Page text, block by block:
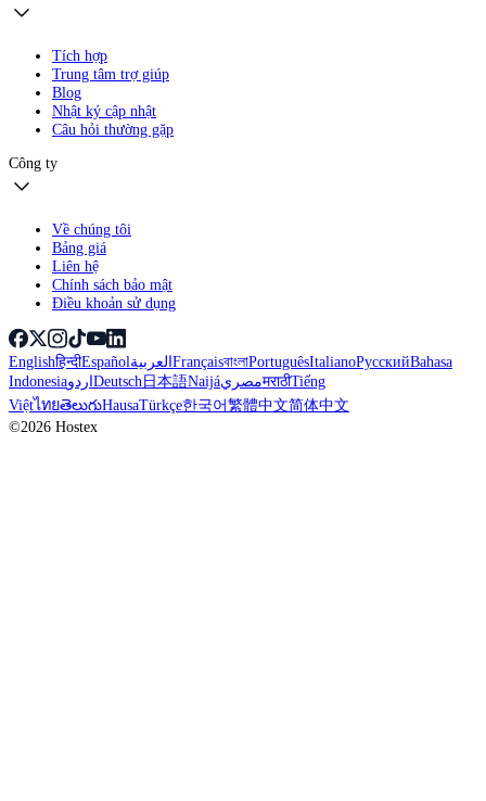
Tích hợp
Trung tâm trợ giúp
Blog
Nhật ký cập nhật
Câu hỏi thường gặp
Công ty
Về chúng tôi
Bảng giá
Liên hệ
Chính sách bảo mật
Điều khoản sử dụng
Englishहिन्दीEspañolالعربيةFrançaisবাংলাPortuguêsItalianoРусскийBahasa
IndonesiaاردوDeutsch日本語NaijáمصريमराठीTiếng
ViệtไทยతెలుగుHausaTürkçe한국어繁體中文简体中文
©2026 Hostex